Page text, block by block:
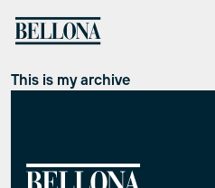
Hopp
til
This is my archive